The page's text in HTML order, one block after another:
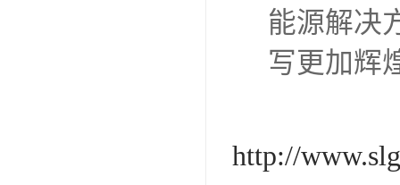
能源解决
写更加辉
http://